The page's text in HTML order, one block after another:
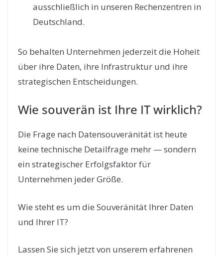
ausschließlich in unseren Rechenzentren in
Deutschland.
So behalten Unternehmen jederzeit die Hoheit
über ihre Daten, ihre Infrastruktur und ihre
strategischen Entscheidungen.
Wie souverän ist Ihre IT wirklich?
Die Frage nach Datensouveränität ist heute
keine technische Detailfrage mehr — sondern
ein strategischer Erfolgsfaktor für
Unternehmen jeder Größe.
Wie steht es um die Souveränität Ihrer Daten
und Ihrer IT?
Lassen Sie sich jetzt von unserem erfahrenen